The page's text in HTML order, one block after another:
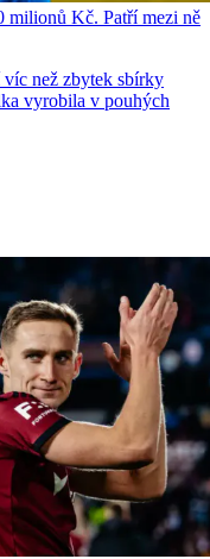
milionů Kč. Patří mezi ně
než zbytek sbírky
vyrobila v pouhých